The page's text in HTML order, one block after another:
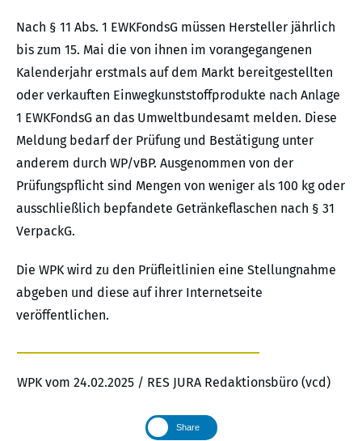
Nach § 11 Abs. 1 EWKFondsG müssen Hersteller jährlich
bis zum 15. Mai die von ihnen im vorangegangenen
Kalenderjahr erstmals auf dem Markt bereitgestellten
oder verkauften Einwegkunststoffprodukte nach Anlage
1 EWKFondsG an das Umweltbundesamt melden. Diese
Meldung bedarf der Prüfung und Bestätigung unter
anderem durch WP/vBP. Ausgenommen von der
Prüfungspflicht sind Mengen von weniger als 100 kg oder
ausschließlich bepfandete Getränkeflaschen nach § 31
VerpackG.
Die WPK wird zu den Prüfleitlinien eine Stellungnahme
abgeben und diese auf ihrer Internetseite
veröffentlichen.
WPK vom 24.02.2025 / RES JURA Redaktionsbüro (vcd)
Share